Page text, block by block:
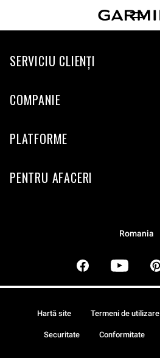
SERVICIU CLIENŢI
COMPANIE
PLATFORME
PENTRU AFACERI
Romania
Hartă site Termeni de utilizare
Securitate Conformitate